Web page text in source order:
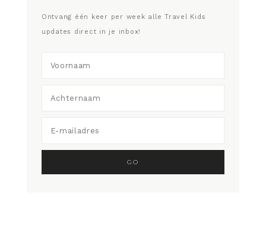
Ontvang één keer per week alle Travel Kids
updates direct in je inbox!